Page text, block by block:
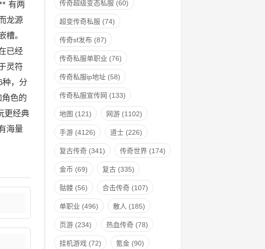
有两
龙源
。
已经
灵符
种，分
色的
更经典
海量
传奇超级变态私服 (60)
超变传奇私服 (74)
传奇sf发布 (87)
传奇私服单职业 (76)
传奇私服ip地址 (58)
传奇私服宣传网 (133)
地图 (121) 网游 (1102)
手游 (4126) 道士 (226)
复古传奇 (341) 传奇世界 (174)
金币 (69) 复古 (335)
骷髅 (56) 合击传奇 (107)
单职业 (496) 散人 (185)
页游 (234) 热血传奇 (78)
挂机游戏 (72) 氪金 (90)